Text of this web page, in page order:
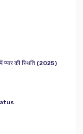
की स्थिति (2025)